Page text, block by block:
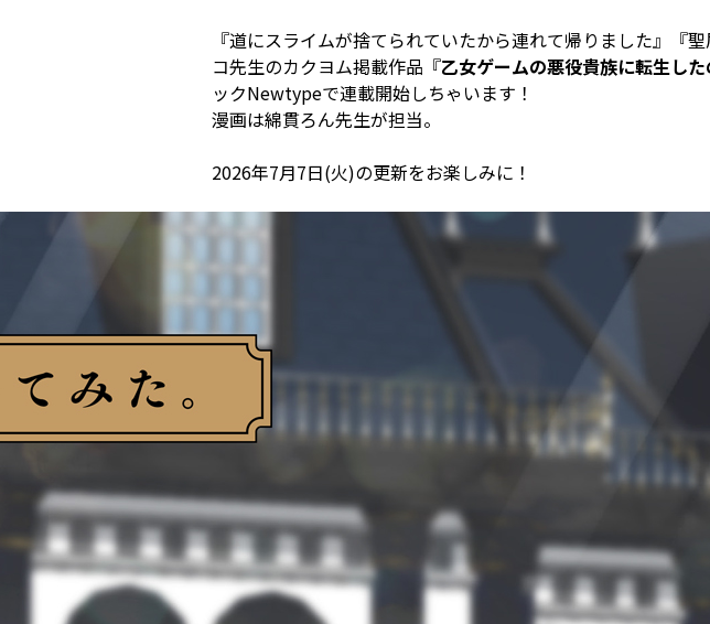
『道にスライムが捨てられていたから連れて帰りました』『
コ先生のカクヨム掲載作品『乙女ゲームの悪役貴族に転生し
ックNewtypeで連載開始しちゃいます！
漫画は綿貫ろん先生が担当。
2026年7月7日(火)の更新をお楽しみに！